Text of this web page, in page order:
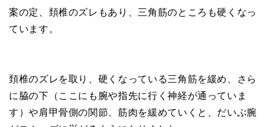
案の定、頚椎のズレもあり、三角筋のところも硬くなっ
ています。
頚椎のズレを取り、硬くなっている三角筋を緩め、さら
に脇の下（ここにも腕や指先に行く神経が通っていま
す）や肩甲骨側の関節、筋肉を緩めていくと、だいぶ腕